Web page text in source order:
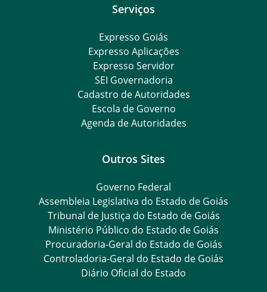
Serviços
Expresso Goiás
Expresso Aplicações
Expresso Servidor
SEI Governadoria
Cadastro de Autoridades
Escola de Governo
Agenda de Autoridades
Outros Sites
Governo Federal
Assembleia Legislativa do Estado de Goiás
Tribunal de Justiça do Estado de Goiás
Ministério Público do Estado de Goiás
Procuradoria-Geral do Estado de Goiás
Controladoria-Geral do Estado de Goiás
Diário Oficial do Estado